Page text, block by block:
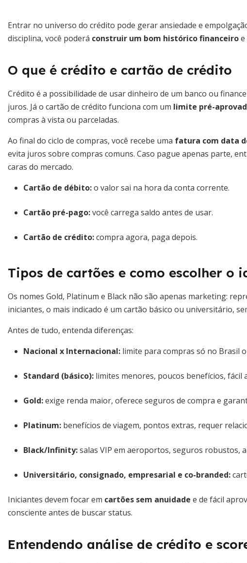
Entrar no universo do crédito pode gerar ansiedade e
disciplina, você poderá construir um bom histórico financeiroe
O que é crédito e cartão de crédito
Crédito é a possibilidade de usar dinheiro de um banco ou
juros. Já o cartão de crédito funciona com um limite pré-
compras à vista ou parceladas.
Ao final do ciclo de compras, você recebe uma fatura com data
evita juros sobre compras comuns. Caso pague apenas parte,
caras do mercado.
Cartão de débito:o valor sai na hora da conta corrente.
Cartão pré-pago:você carrega saldo antes de usar.
Cartão de crédito:compra agora, paga depois.
Tipos de cartões e como escolher o
Os nomes Gold, Platinum e Black não são apenas marketing:
iniciantes, o mais indicado é um cartão básico ou universitário,
Antes de tudo, entenda diferenças:
Nacional x Internacional: limite para compras só no Brasil
Standard (básico): limites menores, poucos benefícios, fácil
Gold:exige renda maior, oferece seguros de compra e
Platinum: benefícios de viagem, pontos extras, requer
Black/Infinity:salas VIP em aeroportos, seguros robustos,
Universitário, consignado, empresarial e co-branded:
Iniciantes devem focar em cartões sem anuidade e de fácil
consciente antes de buscar status.
Entendendo análise de crédito e